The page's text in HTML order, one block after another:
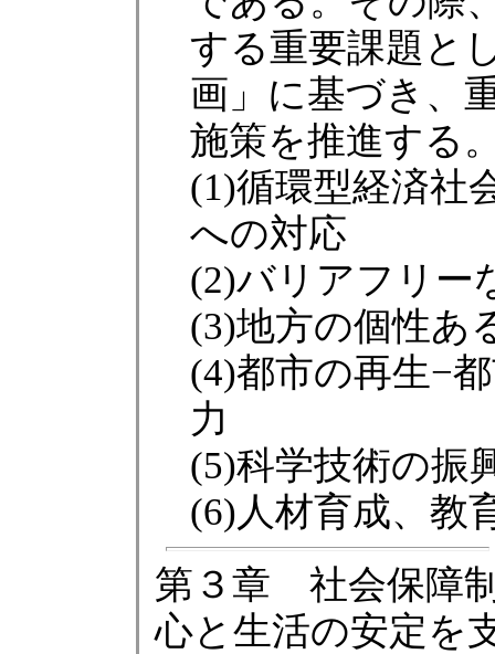
する重要課題と
画」に基づき、
施策を推進する
(1)循環型経済社
への対応
(2)バリアフリー
(3)地方の個性あ
(4)都市の再生−
力
(5)科学技術の振
(6)人材育成、教
第３章 社会保障
心と生活の安定を